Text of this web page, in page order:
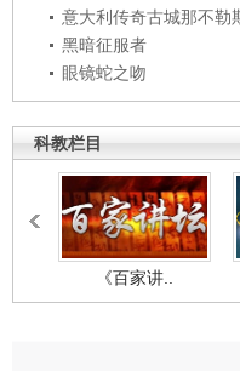
意大利传奇古城那不勒
黑暗征服者
眼镜蛇之吻
科教栏目
《百家讲..